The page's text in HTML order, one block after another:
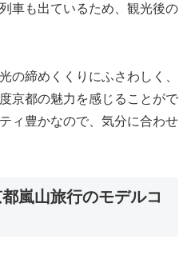
車も出ているため、観光後の
の締めくくりにふさわしく、
京都の魅力を感じることがで
ィ豊かなので、気分に合わせ
嵐山旅行のモデルコ